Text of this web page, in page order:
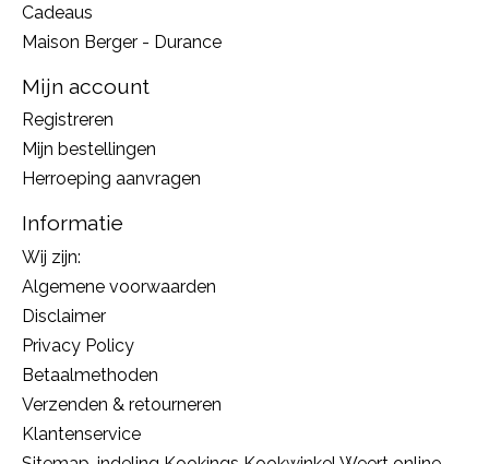
Cadeaus
Maison Berger - Durance
Mijn account
Registreren
Mijn bestellingen
Herroeping aanvragen
Informatie
Wij zijn:
Algemene voorwaarden
Disclaimer
Privacy Policy
Betaalmethoden
Verzenden & retourneren
Klantenservice